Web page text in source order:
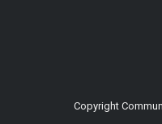
Copyright